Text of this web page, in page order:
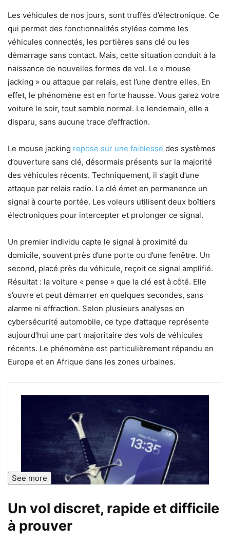
Les véhicules de nos jours, sont truffés d’électronique. Ce
qui permet des fonctionnalités stylées comme les
véhicules connectés, les portières sans clé ou les
démarrage sans contact. Mais, cette situation conduit à la
naissance de nouvelles formes de vol. Le « mouse
jacking » ou attaque par relais, est l’une d’entre elles. En
effet, le phénomène est en forte hausse. Vous garez votre
voiture le soir, tout semble normal. Le lendemain, elle a
disparu, sans aucune trace d’effraction.
Le mouse jacking repose sur une faiblesse des systèmes
d’ouverture sans clé, désormais présents sur la majorité
des véhicules récents. Techniquement, il s’agit d’une
attaque par relais radio. La clé émet en permanence un
signal à courte portée. Les voleurs utilisent deux boîtiers
électroniques pour intercepter et prolonger ce signal.
Un premier individu capte le signal à proximité du
domicile, souvent près d’une porte ou d’une fenêtre. Un
second, placé près du véhicule, reçoit ce signal amplifié.
Résultat : la voiture « pense » que la clé est à côté. Elle
s’ouvre et peut démarrer en quelques secondes, sans
alarme ni effraction. Selon plusieurs analyses en
cybersécurité automobile, ce type d’attaque représente
aujourd’hui une part majoritaire des vols de véhicules
récents. Le phénomène est particulièrement répandu en
Europe et en Afrique dans les zones urbaines.
See more
Un vol discret, rapide et difficile
à prouver